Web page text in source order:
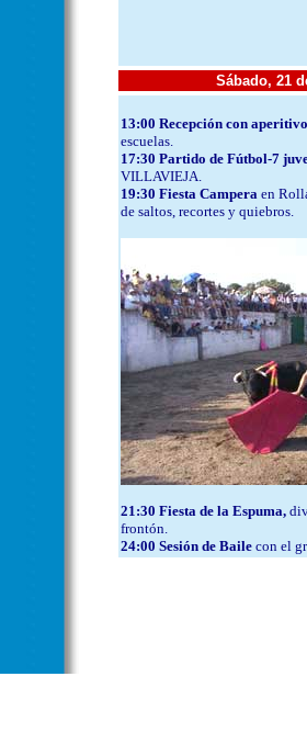
Sábado, 21
13:00 Recepción con
escuelas.
17:30 Partido de Fútbol-7
VILLAVIEJA.
19:30 Fiesta Campera en
de saltos, recortes y quiebros.
21:30 Fiesta de la Espuma,
frontón.
24:00 Sesión de Baile con el